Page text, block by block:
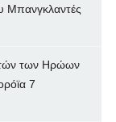
Μπανγκλαντές
των Ηρώων
7